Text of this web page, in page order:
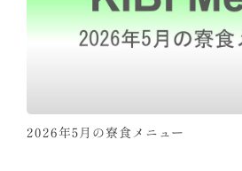
2026年5月の寮食メニュー